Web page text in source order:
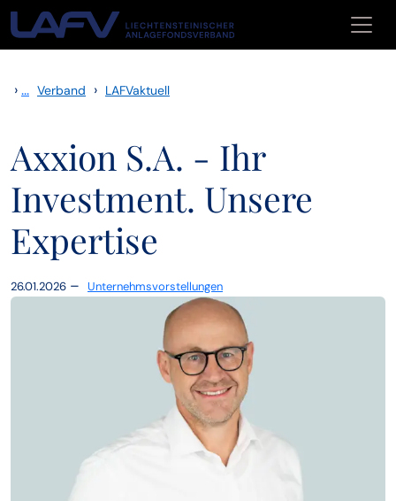
Zum Inhalt springen
›... Verband › LAFVaktuell
Axxion S.A. - Ihr
Investment. Unsere
Expertise
26.01.2026 – Unternehmsvorstellungen